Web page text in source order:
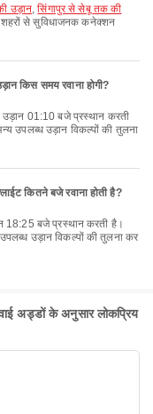
उड़ान,सिंगापुर से सेबू तक की
शहरों से सुविधाजनक कनेक्शन
किस समय रवाना होगी?
उपलब्ध उड़ान विकल्पों की तुलना
कितने बजे रवाना होती है?
उड़ान विकल्पों की तुलना कर
अड्डों के अनुसार लोकप्रिय